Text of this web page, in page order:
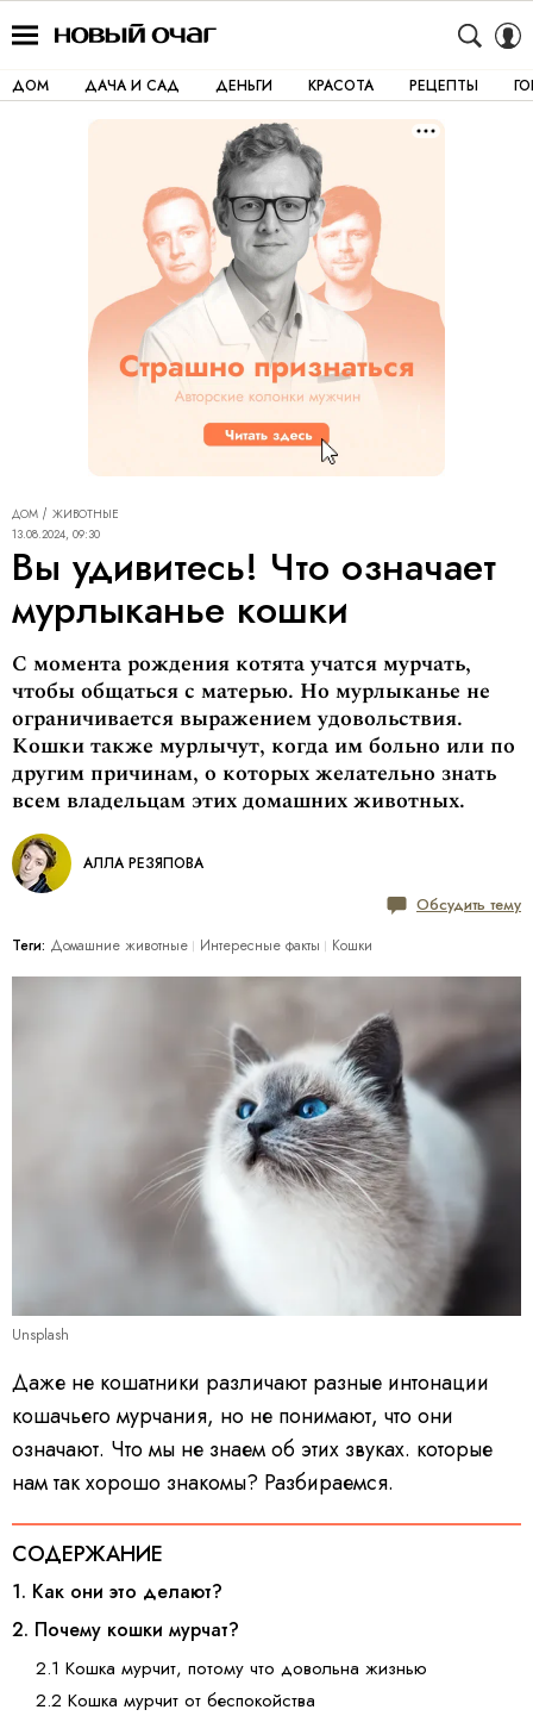
ДОМ ДАЧА И САД ДЕНЬГИ КРАСОТА РЕЦЕПТЫ
ДОМ
ЖИВОТНЫЕ
13.08.2024, 09:30
Вы удивитесь! Что означает
мурлыканье кошки
С момента рождения котята учатся мурчать,
чтобы общаться с матерью. Но мурлыканье не
ограничивается выражением удовольствия.
Кошки также мурлычут, когда им больно или по
другим причинам, о которых желательно знать
всем владельцам этих домашних животных.
АЛЛА РЕЗЯПОВА
Обсудить тему
Теги: Домашние животные Интересные факты Кошки
Unsplash
Даже не кошатники различают разные интонации
кошачьего мурчания, но не понимают, что они
означают. Что мы не знаем об этих звуках. которые
нам так хорошо знакомы? Разбираемся.
СОДЕРЖАНИЕ
1. Как они это делают?
2. Почему кошки мурчат?
2.1 Кошка мурчит, потому что довольна жизнью
2.2 Кошка мурчит от беспокойства